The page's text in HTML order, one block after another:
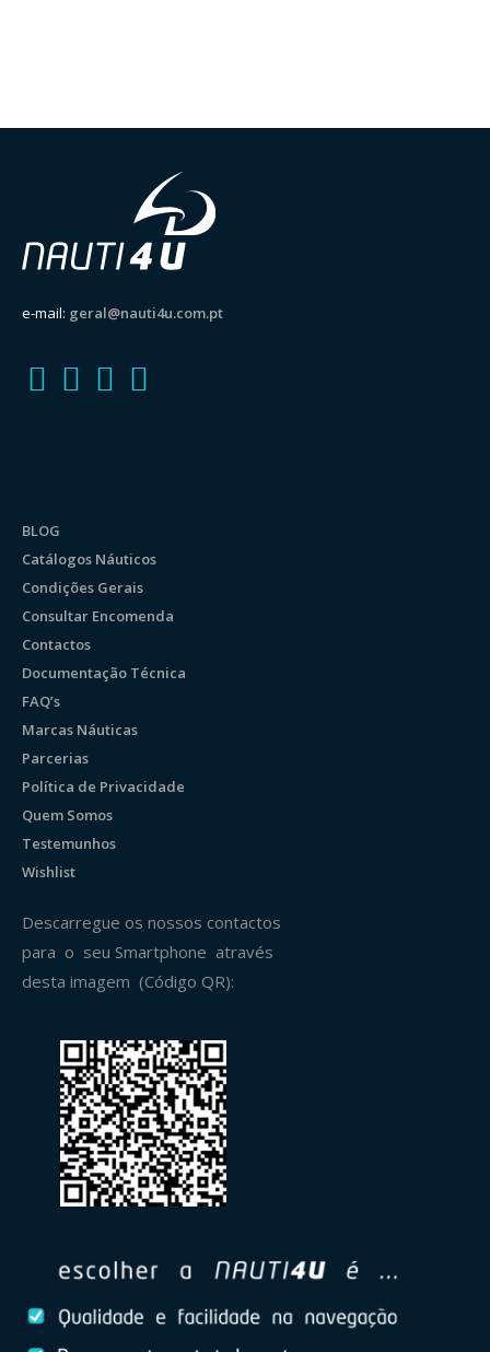
e-mail: geral@nauti4u.com.pt
BLOG
Catálogos Náuticos
Condições Gerais
Consultar Encomenda
Contactos
Documentação Técnica
FAQ’s
Marcas Náuticas
Parcerias
Política de Privacidade
Quem Somos
Testemunhos
Wishlist
Descarregue os nossos contactos
para o seu Smartphone através
desta imagem (Código QR):